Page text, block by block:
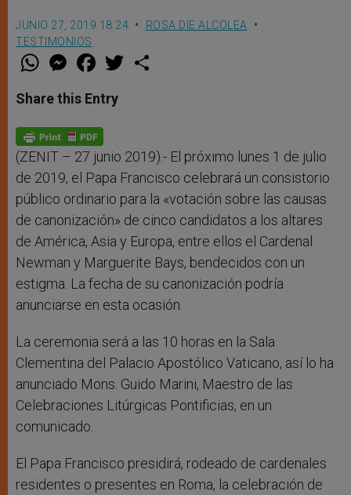
JUNIO 27, 2019 18:24
ROSA DIE ALCOLEA
TESTIMONIOS
W
t
s
p
p
M
e
s
e
g
e
F
a
e
b
o
k
w
Share this Entry
(ZENIT – 27 junio 2019).- El próximo lunes 1 de julio
de 2019, el Papa Francisco celebrará un consistorio
público ordinario para la «votación sobre las causas
de canonización» de cinco candidatos a los altares
de América, Asia y Europa, entre ellos el Cardenal
Newman y Marguerite Bays, bendecidos con un
estigma. La fecha de su canonización podría
anunciarse en esta ocasión.
La ceremonia será a las 10 horas en la Sala
Clementina del Palacio Apostólico Vaticano, así lo ha
anunciado Mons. Guido Marini, Maestro de las
Celebraciones Litúrgicas Pontificias, en un
comunicado.
El Papa Francisco presidirá, rodeado de cardenales
residentes o presentes en Roma, la celebración de